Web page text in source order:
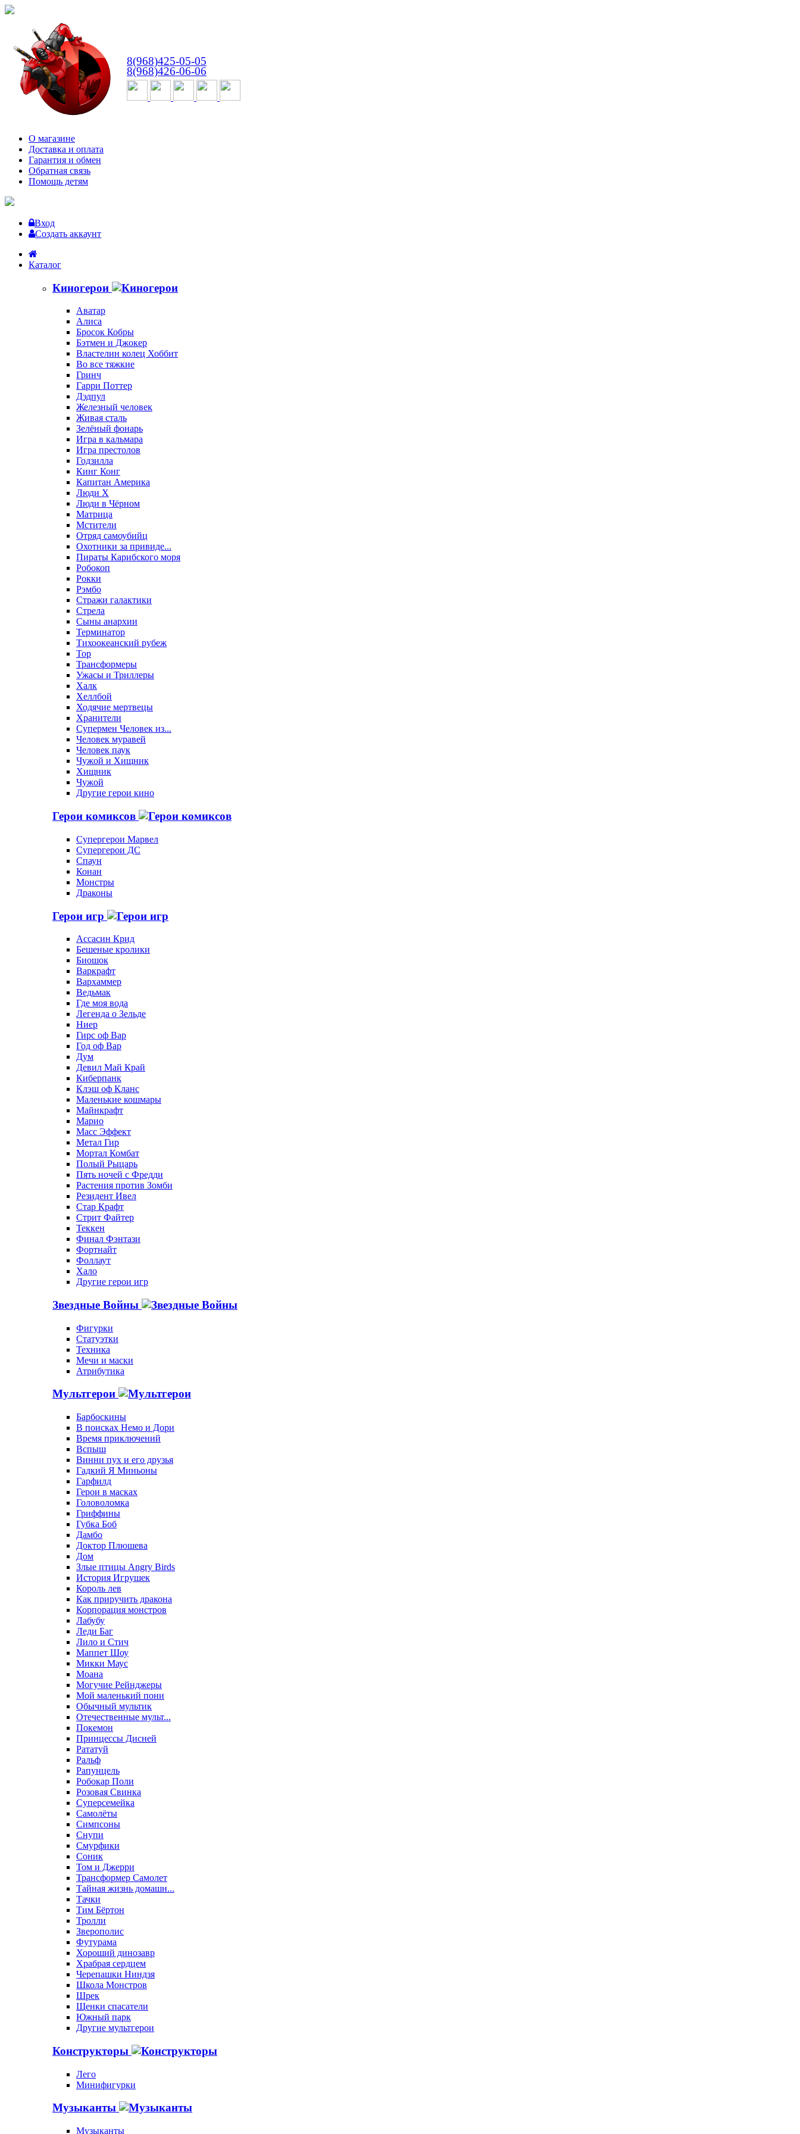
8(968)425-05-05
8(968)426-06-06
О магазине
Доставка и оплата
Гарантия и обмен
Обратная связь
Помощь детям
Вход
Создать аккаунт
Каталог
Киногерои
Аватар
Алиса
Бросок Кобры
Бэтмен и Джокер
Властелин колец Хоббит
Во все тяжкие
Гринч
Гарри Поттер
Дэдпул
Железный человек
Живая сталь
Зелёный фонарь
Игра в кальмара
Игра престолов
Годзилла
Кинг Конг
Капитан Америка
Люди X
Люди в Чёрном
Матрица
Мстители
Отряд самоубийц
Охотники за привиде...
Пираты Карибского моря
Робокоп
Рокки
Рэмбо
Стражи галактики
Стрела
Сыны анархии
Терминатор
Тихоокеанский рубеж
Тор
Трансформеры
Ужасы и Триллеры
Халк
Хеллбой
Ходячие мертвецы
Хранители
Супермен Человек из...
Человек муравей
Человек паук
Чужой и Хищник
Хищник
Чужой
Другие герои кино
Герои комиксов
Супергерои Марвел
Супергерои ДС
Спаун
Конан
Монстры
Драконы
Герои игр
Ассасин Крид
Бешеные кролики
Биошок
Варкрафт
Вархаммер
Ведьмак
Где моя вода
Легенда о Зельде
Ниер
Гирс оф Вар
Год оф Вар
Дум
Девил Май Край
Киберпанк
Клэш оф Кланс
Маленькие кошмары
Майнкрафт
Марио
Масс Эффект
Метал Гир
Мортал Комбат
Полый Рыцарь
Пять ночей с Фредди
Растения против Зомби
Резидент Ивел
Стар Крафт
Стрит Файтер
Теккен
Финал Фэнтази
Фортнайт
Фоллаут
Хало
Другие герои игр
Звездные Войны
Фигурки
Статуэтки
Техника
Мечи и маски
Атрибутика
Мультгерои
Барбоскины
В поисках Немо и Дори
Время приключений
Вспыш
Винни пух и его друзья
Гадкий Я Миньоны
Гарфилд
Герои в масках
Головоломка
Гриффины
Губка Боб
Дамбо
Доктор Плюшева
Дом
Злые птицы Angry Birds
История Игрушек
Король лев
Как приручить дракона
Корпорация монстров
Лабубу
Леди Баг
Лило и Стич
Маппет Шоу
Микки Маус
Моана
Могучие Рейнджеры
Мой маленький пони
Обычный мультик
Отечественные мульт...
Покемон
Принцессы Дисней
Рататуй
Ральф
Рапунцель
Робокар Поли
Розовая Свинка
Суперсемейка
Самолёты
Симпсоны
Снупи
Смурфики
Соник
Том и Джерри
Трансформер Самолет
Тайная жизнь домашн...
Тачки
Тим Бёртон
Тролли
Зверополис
Футурама
Хороший динозавр
Храбрая сердцем
Черепашки Ниндзя
Школа Монстров
Шрек
Щенки спасатели
Южный парк
Другие мультгерои
Конструкторы
Лего
Минифигурки
Музыканты
Музыканты